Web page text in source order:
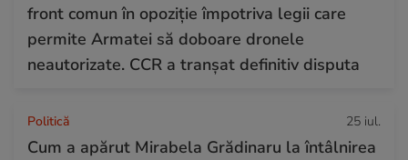
front comun în opoziție împotriva legii care
permite Armatei să doboare dronele
neautorizate. CCR a tranșat definitiv disputa
Politică 25 iul.
Cum a apărut Mirabela Grădinaru la întâlnirea